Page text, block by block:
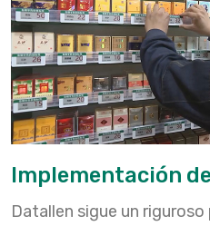
Implementación
Datallen sigue un